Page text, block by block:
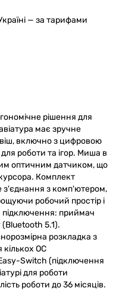
— за тарифами
рішення для
має зручне
включно з цифровою
роботи та ігор. Миша в
оптичним датчиком, що
Комплект
з'єднання з комп'ютером,
робочий простір і
приймач
5.1).
розкладка з
ОС
Switch (підключення
для роботи
роботи до 36 місяців.